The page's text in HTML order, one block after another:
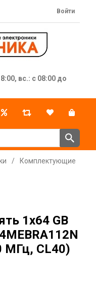
вс.: с 08:00 до
Войти
/
Комплектующие
1х64 GB
МГц, CL40)